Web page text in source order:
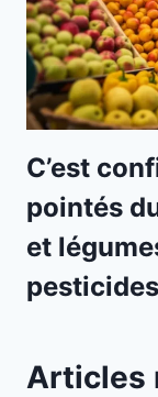
C’est
pointés
et
pesticides
Articles